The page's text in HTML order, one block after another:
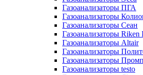
Газоанализаторы ПГА
Газоанализаторы
Газоанализаторы Сеан
Газоанализаторы Riken
Газоанализаторы Altair
Газоанализаторы
Газоанализаторы
Газоанализаторы testo